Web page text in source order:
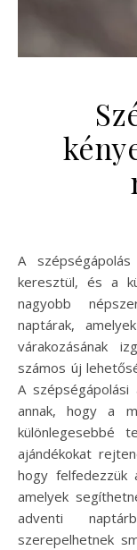
A szépségápolás világa folyamatos fejlődésen megy
keresztül, és a
nagyobb
naptárak,
várakozásának
számos új
A
annak, hogy a
különlegesebbé
ajándékokat
hogy felfedezzük
amelyek
adventi
szerepelhetnek